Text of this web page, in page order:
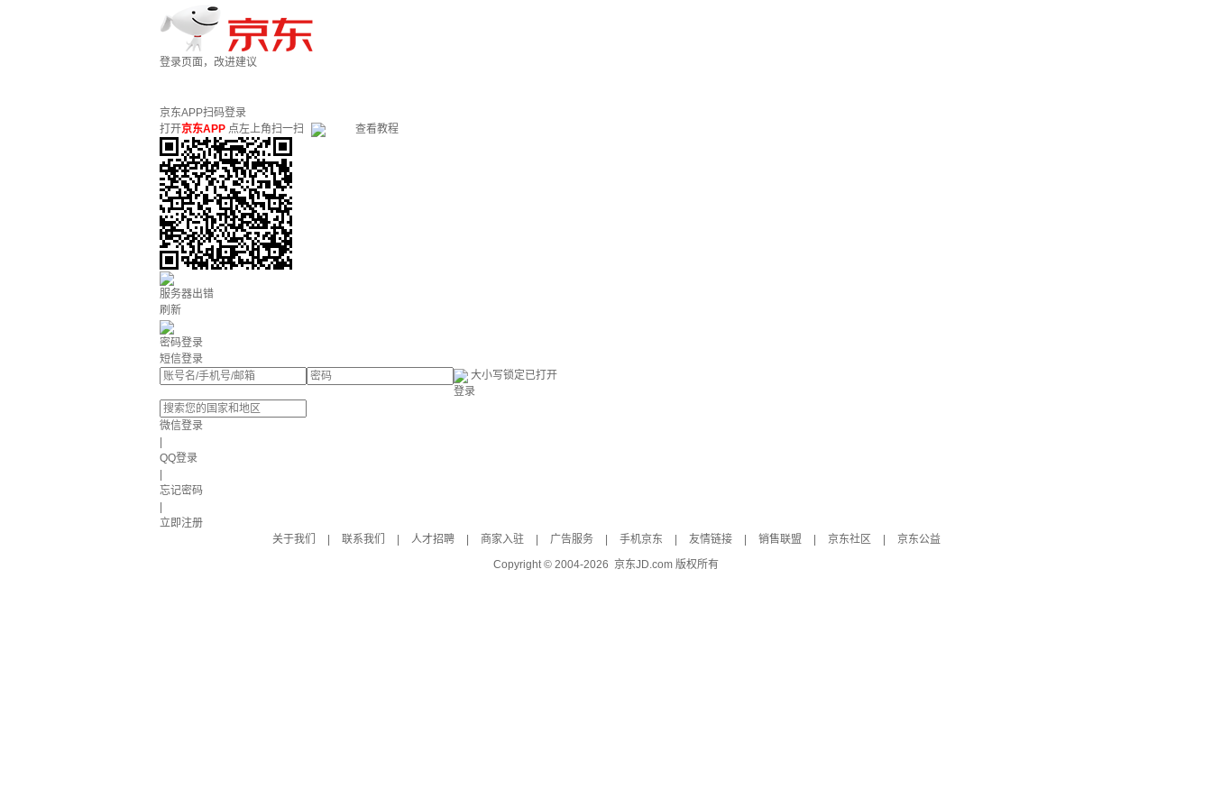
登录页面，改进建议
京东APP扫码登录
打开京东APP 点左上角扫一扫 查看教程
服务器出错
刷新
密码登录
短信登录
大小写锁定已打开
登录
微信登录
QQ登录
忘记密码
立即注册
关于我们
联系我们 人才招聘 商家入驻 广告服务 手机京东 友情链接 销售联盟 京东社区
京东公益
Copyright © 2004-2026 京东JD.com 版权所有